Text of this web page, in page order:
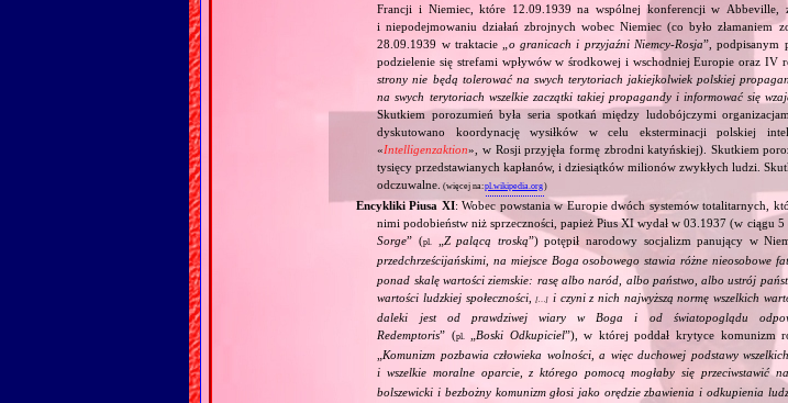
Francji i Niemiec, które 12.09.1939 na wspólnej konferencji w Abbeville,
i niepodejmowaniu działań zbrojnych wobec Niemiec (co było złamaniem
28.09.1939 w traktacie „ o granicach i przyjaźni Niemcy‐Rosja”, podpisanym
podzielenie się strefami wpływów w środkowej i wschodniej Europie oraz IV
strony nie będą tolerować na swych terytoriach jakiejkolwiek polskiej
na swych terytoriach wszelkie zaczątki takiej propagandy i informować się
Skutkiem porozumień była seria spotkań między ludobójczymi
dyskutowano koordynację wysiłków w celu eksterminacji polskiej
«Intelligenzaktion», w Rosji przyjęła formę zbrodni katyńskiej). Skutkiem
tysięcy przedstawianych kapłanów, i dziesiątków milionów zwykłych ludzi.
odczuwalne. (więcej na:pl.wikipedia.org)
Encykliki Piusa XI: Wobec powstania w Europie dwóch systemów totalitarnych,
nimi podobieństw niż sprzeczności, papież Pius XI wydał w 03.1937 (w ciągu
Sorge” (pl. Z palącą troską”) potępił narodowy socjalizm panujący w
przedchrześcijańskimi, na miejsce Boga osobowego stawia różne nieosobowe
ponad skalę wartości ziemskie: rasę albo naród, albo państwo, albo ustrój
wartości ludzkiej społeczności,[…] i czyni z nich najwyższą normę wszelkich
daleki jest od prawdziwej wiary w Boga i od światopoglądu
Redemptoris” (pl. Boski Odkupiciel”), w której poddał krytyce komunizm
Komunizm pozbawia człowieka wolności, a więc duchowej podstawy
i wszelkie moralne oparcie, z którego pomocą mogłaby się przeciwstawić
bolszewicki i bezbożny komunizm głosi jako orędzie zbawienia i odkupienia